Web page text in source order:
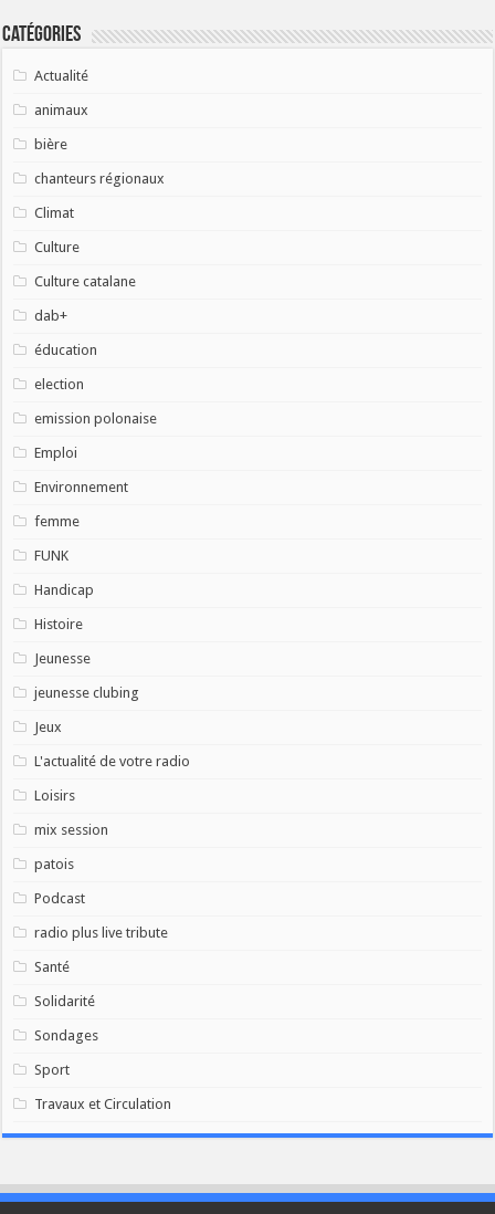
Catégories
Actualité
animaux
bière
chanteurs régionaux
Climat
Culture
Culture catalane
dab+
éducation
election
emission polonaise
Emploi
Environnement
femme
FUNK
Handicap
Histoire
Jeunesse
jeunesse clubing
Jeux
L'actualité de votre radio
Loisirs
mix session
patois
Podcast
radio plus live tribute
Santé
Solidarité
Sondages
Sport
Travaux et Circulation